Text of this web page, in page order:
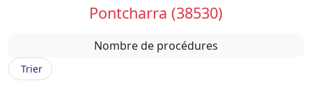
Pontcharra (38530)
Nombre de procédures
Trier